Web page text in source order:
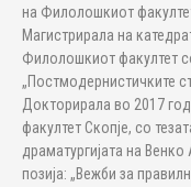
на Филолошкиот
Магистрирала на
Филолошкиот факултет
„Постмодернистичките
Докторирала во 2017
факултет Скопје, со
драматургијата на
позија: „Вежби за